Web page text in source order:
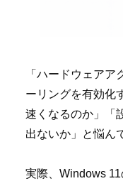
「ハードウェアア
ーリングを有効化
速くなるのか」「
出ないか」と悩ん
実際、Windows